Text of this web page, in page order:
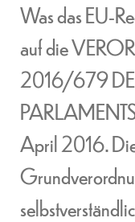
Was das EU-
auf die
2016/679
April 2016.